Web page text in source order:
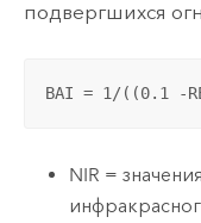
подвергшихся
BAI = 1/((0.1 -
NIR =